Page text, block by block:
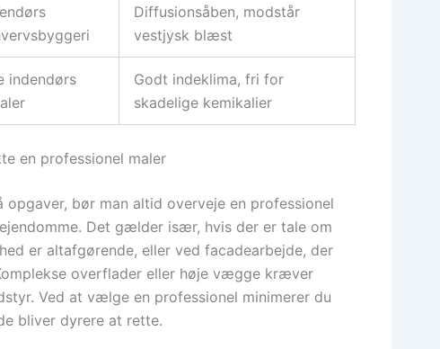
Diffusionsåben, modstår
vestjysk blæst
indendørs
Godt indeklima, fri for
skadelige kemikalier
en professionel maler
opgaver, bør man altid overveje en professionel
Det gælder især, hvis der er tale om
er altafgørende, eller ved facadearbejde, der
overflader eller høje vægge kræver
Ved at vælge en professionel minimerer du
bliver dyrere at rette.